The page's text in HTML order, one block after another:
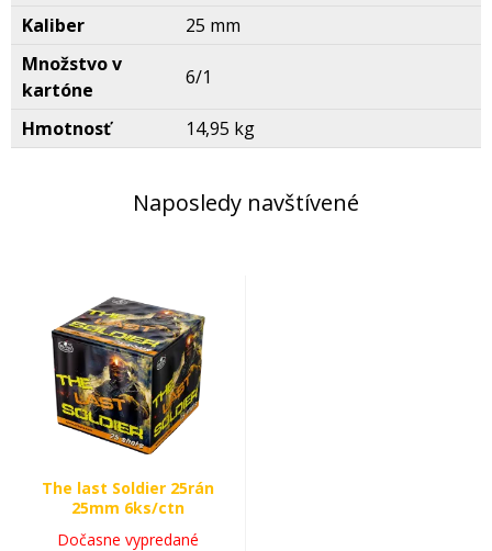
Kaliber
25 mm
Množstvo v
kartóne
6/1
Hmotnosť 14,95 kg
Naposledy navštívené
The last Soldier 25rán
25mm 6ks/ctn
Dočasne vypredané